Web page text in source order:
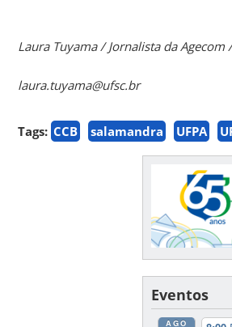
Laura Tuyama / Jornalista da Agecom
laura.tuyama@ufsc.br
Tags: CCB salamandra UFPA
Eventos
AGO